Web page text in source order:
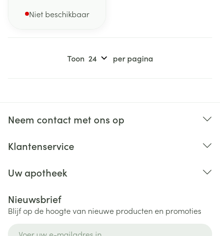
Niet beschikbaar
Toon per pagina
Neem contact met ons op
Klantenservice
Uw apotheek
Nieuwsbrief
Blijf op de hoogte van nieuwe producten en promoties